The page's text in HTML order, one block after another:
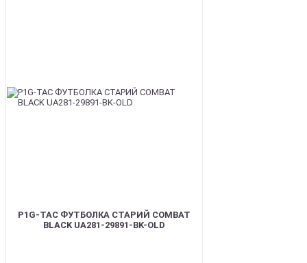
P1G-TAC ФУТБОЛКА СТАРИЙ COMBAT
BLACK UA281-29891-BK-OLD